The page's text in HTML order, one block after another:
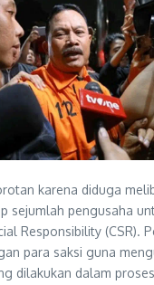
karena diduga
sejumlah pengusaha
Responsibility (CSR).
para saksi guna
dilakukan dalam